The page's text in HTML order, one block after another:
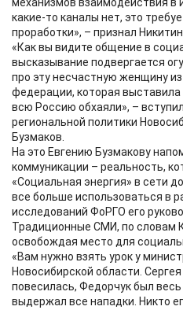
какие-то каналы нет, это
проработки», – признал Никитин.
«Как вы видите общение в
высказывание подвергается
про эту несчастную женщину
федерации, которая
всю Россию обхаяли», –
региональной политики
Бузмаков.
На это Евгению Бузмакову
коммуникации – реальность,
«Социальная энергия» в сети
все больше использоваться в
исследований ФоРГО его
Традиционные СМИ, по словам
освобождая место для
«Вам нужно взять урок у
Новосибирской области.
повесилась, Федорчук был
выдержал все нападки. Никто